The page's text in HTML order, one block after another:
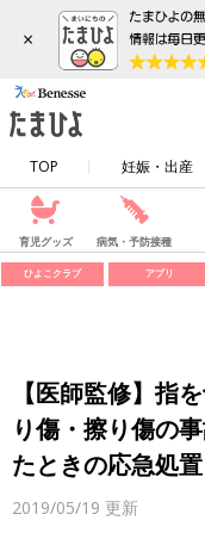
×
TOP 妊娠・出産
育児グッズ 病気・予防接種
ひよこクラブ アプリ
【医師監修】指
り傷・擦り傷の
たときの応急処
2019/05/19 更新